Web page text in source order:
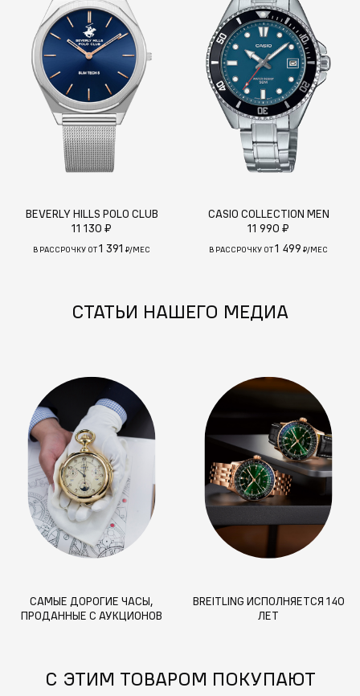
BEVERLY HILLS POLO CLUB
11 130 ₽
В РАССРОЧКУ ОТ1 391 ₽/МЕС
CASIO COLLECTION MEN
11 990 ₽
В РАССРОЧКУ ОТ1 499 ₽/МЕС
СТАТЬИ НАШЕГО МЕДИА
САМЫЕ ДОРОГИЕ ЧАСЫ,
ПРОДАННЫЕ С АУКЦИОНОВ
BREITLING ИСПОЛНЯЕТСЯ 140
ЛЕТ
С ЭТИМ ТОВАРОМ ПОКУПАЮТ